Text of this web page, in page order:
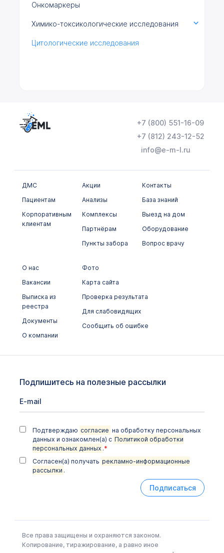
Онкомаркеры
Химико-токсикологические исследования
Цитологические исследования
+7 (800) 551-16-09
+7 (812) 243-12-52
info@e-m-l.ru
ДМС
Пациентам
Корпоративным
клиентам
Акции
Анализы
Комплексы
Партнёрам
Пункты забора
Контакты
База знаний
Выезд на дом
Оборудование
Вопрос врачу
О нас
Вакансии
Выписка из
реестра
Документы
О компании
Фото
Карта сайта
Проверка результата
Для слабовидящих
Сообщить об ошибке
Подпишитесь на полезные рассылки
Подтверждаю согласие на обработку персональных
данных и ознакомлен(а) с Политикой обработки
персональных данных .*
Согласен(а) получать рекламно-информационные
рассылки .
Подписаться
Все права защищены и охраняются законом.
Копирование, тиражирование, а равно иное